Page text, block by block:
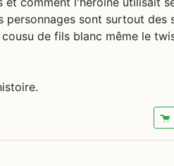
sont surtout des
de fils blanc même le